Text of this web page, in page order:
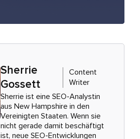
Sherrie
Gossett
Content
Writer
Sherrie ist eine SEO-Analystin
aus New Hampshire in den
Vereinigten Staaten. Wenn sie
nicht gerade damit beschäftigt
ist, neue SEO-Entwicklungen